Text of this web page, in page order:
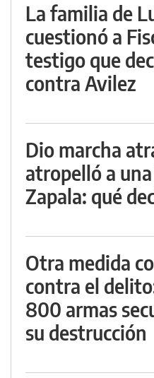
La familia de
cuestionó a
testigo que
contra Avilez
Dio marcha
atropelló a
Zapala: qué
Otra medida
contra el
800 armas
su destrucción